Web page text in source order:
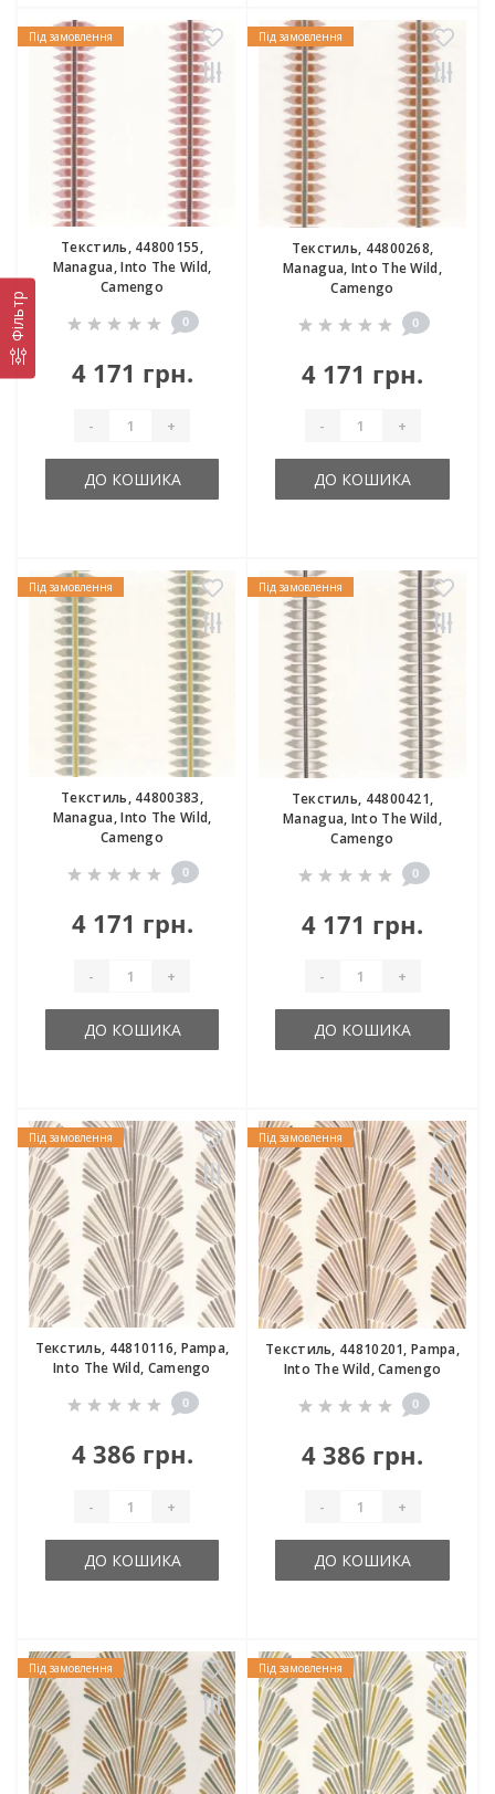
Фільтр
Під замовлення
Текстиль, 44800155,
Managua, Into The Wild,
Camengo
0
4 171 грн.
- +
ДО КОШИКА
Під замовлення
Текстиль, 44800268,
Managua, Into The Wild,
Camengo
0
4 171 грн.
- +
ДО КОШИКА
Під замовлення
Текстиль, 44800383,
Managua, Into The Wild,
Camengo
0
4 171 грн.
- +
ДО КОШИКА
Під замовлення
Текстиль, 44800421,
Managua, Into The Wild,
Camengo
0
4 171 грн.
- +
ДО КОШИКА
Під замовлення
Текстиль, 44810116, Pampa,
Into The Wild, Camengo
0
4 386 грн.
- +
ДО КОШИКА
Під замовлення
Текстиль, 44810201, Pampa,
Into The Wild, Camengo
0
4 386 грн.
- +
ДО КОШИКА
Під замовлення Під замовлення